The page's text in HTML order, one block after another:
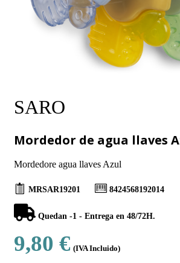
SARO
Mordedor de agua llaves
Mordedore agua llaves Azul
MRSAR19201 8424568192014
Quedan -1 - Entrega en 48/72H.
9,80 € (IVA Incluido)